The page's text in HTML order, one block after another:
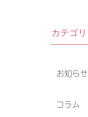
カテゴ
お知らせ
コラム